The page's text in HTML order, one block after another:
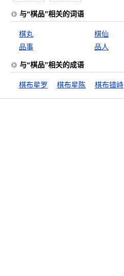
与“棋品”相关的词语
棋丸 棋仙
品事
品人
与“棋品”相关的成语
棋布星罗 棋布星陈 棋布错峙